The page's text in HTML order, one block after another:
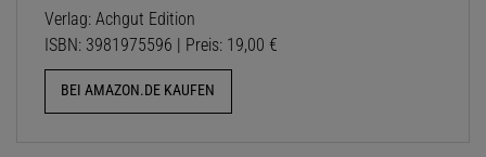
Verlag: Achgut Edition
ISBN: 3981975596 | Preis: 19,00 €
BEI AMAZON.DE KAUFEN